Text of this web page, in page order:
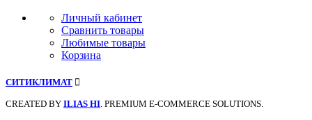
Личный кабинет
Сравнить товары
Любимые товары
Корзина
СИТИКЛИМАТ
CREATED BY ILIAS HI. PREMIUM E-COMMERCE SOLUTIONS.